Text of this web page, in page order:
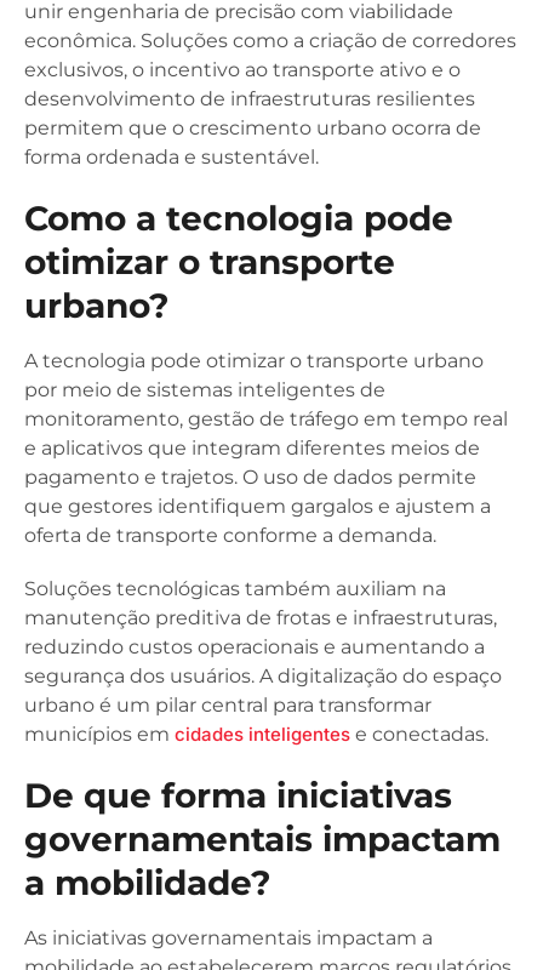
unir engenharia de precisão com viabilidade
econômica. Soluções como a criação de corredores
exclusivos, o incentivo ao transporte ativo e o
desenvolvimento de infraestruturas resilientes
permitem que o crescimento urbano ocorra de
forma ordenada e sustentável.
Como a tecnologia pode
otimizar o transporte
urbano?
A tecnologia pode otimizar o transporte urbano
por meio de sistemas inteligentes de
monitoramento, gestão de tráfego em tempo real
e aplicativos que integram diferentes meios de
pagamento e trajetos. O uso de dados permite
que gestores identifiquem gargalos e ajustem a
oferta de transporte conforme a demanda.
Soluções tecnológicas também auxiliam na
manutenção preditiva de frotas e infraestruturas,
reduzindo custos operacionais e aumentando a
segurança dos usuários. A digitalização do espaço
urbano é um pilar central para transformar
municípios em cidades inteligentes e conectadas.
De que forma iniciativas
governamentais impactam
a mobilidade?
As iniciativas governamentais impactam a